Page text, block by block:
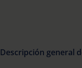
Descripción general